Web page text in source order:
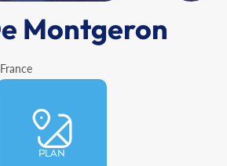
Montgeron
PLAN